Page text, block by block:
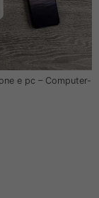
e pc – Computer-